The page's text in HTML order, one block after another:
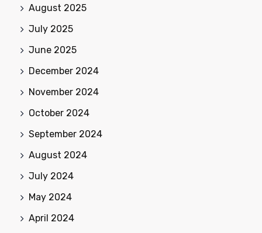
August 2025
July 2025
June 2025
December 2024
November 2024
October 2024
September 2024
August 2024
July 2024
May 2024
April 2024